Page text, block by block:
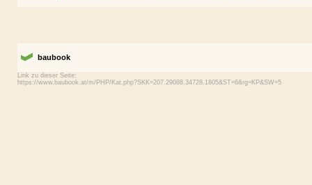
baubook
Link zu dieser Seite: